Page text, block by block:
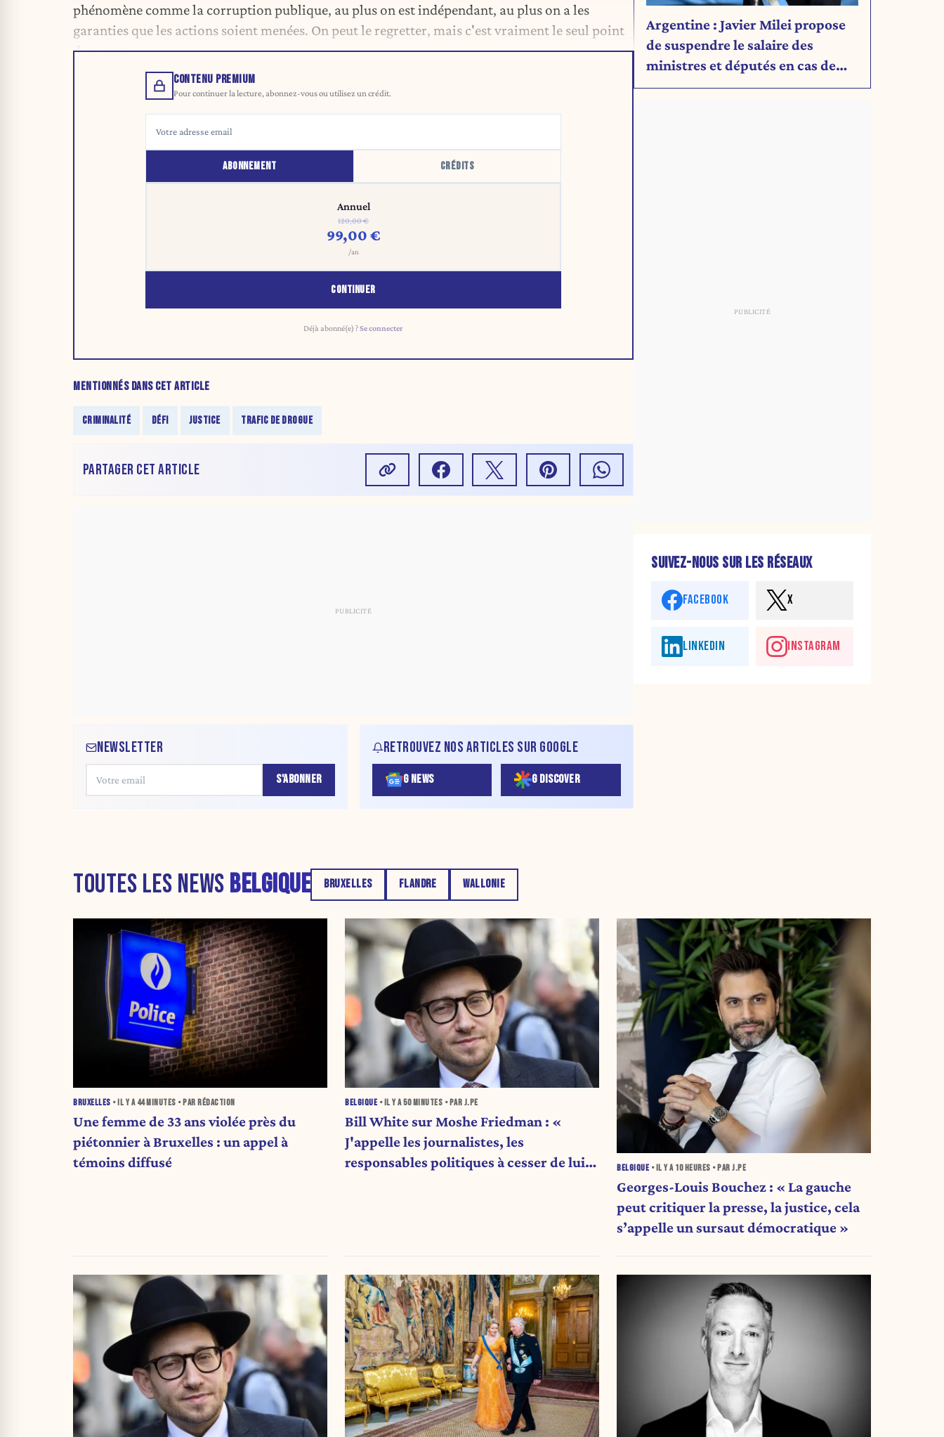
phénomène comme la corruption publique, au plus on est indépendant, au plus on a les
garanties que les actions soient menées. On peut le regretter, mais c'est vraiment le seul point
de regret.
CONTENU PREMIUM
Pour continuer la lecture, abonnez-vous ou utilisez un crédit.
ABONNEMENT CRÉDITS
Annuel
120,00 €
99,00 €
/an
CONTINUER
Déjà abonné(e) ?Se connecter
MENTIONNÉS DANS CET ARTICLE
CRIMINALITÉ DÉFI JUSTICE TRAFIC DE DROGUE
PARTAGER CET ARTICLE
NEWSLETTER
S'ABONNER
RETROUVEZ NOS ARTICLES SUR GOOGLE
G NEWS G DISCOVER
Argentine : Javier Milei propose
de suspendre le salaire des
ministres et députés en cas de
déficit budgétaire
SUIVEZ-NOUS SUR LES RÉSEAUX
FACEBOOK X
LINKEDIN INSTAGRAM
TOUTES LES NEWS BELGIQUE BRUXELLES FLANDRE WALLONIE
BRUXELLES • IL Y A 44 MINUTES • PAR RÉDACTION
Une femme de 33 ans violée près du
piétonnier à Bruxelles : un appel à
témoins diffusé
BELGIQUE • IL Y A50 MINUTES • PAR J.PE
Bill White sur Moshe Friedman : «
J'appelle les journalistes, les
responsables politiques à cesser de lui
BELGIQUE • IL Y A 10 HEURES • PAR J.PE
Georges-Louis Bouchez : « La gauche
peut critiquer la presse, la justice, cela
s’appelle un sursaut démocratique »